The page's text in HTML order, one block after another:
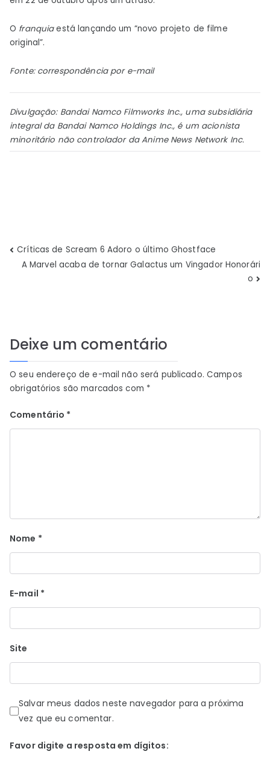
O franquiaestá lançando um “novo projeto de filme
original”.
Fonte: correspondência por e-mail
Divulgação: Bandai Namco Filmworks Inc., uma subsidiária
integral da Bandai Namco Holdings Inc., é um acionista
minoritário não controlador da Anime News Network Inc.
Navegação
Críticas de Scream 6 Adoro o último Ghostface
A Marvel acaba de tornar Galactus um Vingador Honorári
o
Deixe um comentário
O seu endereço de e-mail não será publicado. Campos
obrigatórios são marcados com *
Comentário *
Nome *
E-mail *
Site
Salvar meus dados neste navegador para a próxima
vez que eu comentar.
Favor digite a resposta em dígitos: